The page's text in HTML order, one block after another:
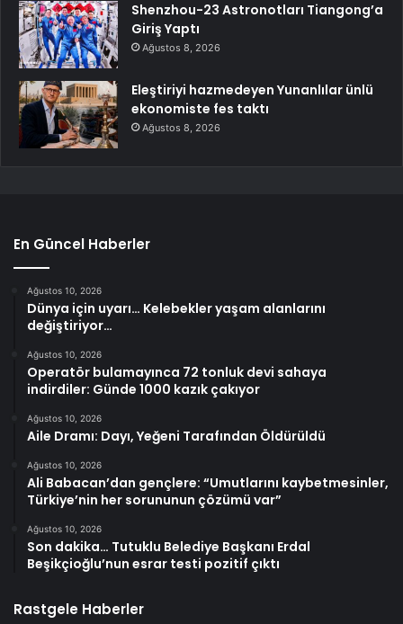
Shenzhou-23 Astronotları Tiangong’a
Giriş Yaptı
Ağustos 8, 2026
Eleştiriyi hazmedeyen Yunanlılar ünlü
ekonomiste fes taktı
Ağustos 8, 2026
En Güncel Haberler
Ağustos 10, 2026
Dünya için uyarı… Kelebekler yaşam alanlarını
değiştiriyor…
Ağustos 10, 2026
Operatör bulamayınca 72 tonluk devi sahaya
indirdiler: Günde 1000 kazık çakıyor
Ağustos 10, 2026
Aile Dramı: Dayı, Yeğeni Tarafından Öldürüldü
Ağustos 10, 2026
Ali Babacan’dan gençlere: “Umutlarını kaybetmesinler,
Türkiye’nin her sorununun çözümü var”
Ağustos 10, 2026
Son dakika… Tutuklu Belediye Başkanı Erdal
Beşikçioğlu’nun esrar testi pozitif çıktı
Rastgele Haberler